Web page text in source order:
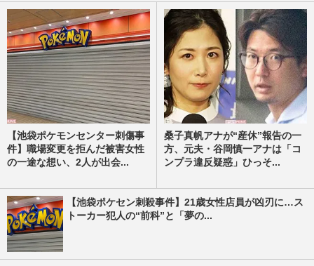
【池袋ポケモンセンター刺傷事
件】職場変更を拒んだ被害女性
の一途な想い、2人が出会...
桑子真帆アナが“産休”報告の一
方、元夫・谷岡慎一アナは「コ
ンプラ違反疑惑」ひっそ...
【池袋ポケセン刺殺事件】21歳女性店員が凶刃に…ス
トーカー犯人の“前科”と「夢の...